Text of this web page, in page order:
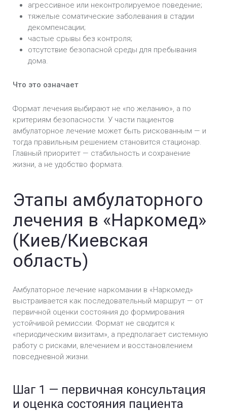
агрессивное или неконтролируемое поведение;
тяжелые соматические заболевания в стадии
декомпенсации;
частые срывы без контроля;
отсутствие безопасной среды для пребывания
дома.
Что это означает
Формат лечения выбирают не «по желанию», а по
критериям безопасности. У части пациентов
амбулаторное лечение может быть рискованным — и
тогда правильным решением становится стационар.
Главный приоритет — стабильность и сохранение
жизни, а не удобство формата.
Этапы амбулаторного
лечения в «Наркомед»
(Киев/Киевская
область)
Амбулаторное лечение наркомании в «Наркомед»
выстраивается как последовательный маршрут — от
первичной оценки состояния до формирования
устойчивой ремиссии. Формат не сводится к
«периодическим визитам», а предполагает системную
работу с рисками, влечением и восстановлением
повседневной жизни.
Шаг 1 — первичная консультация
и оценка состояния пациента